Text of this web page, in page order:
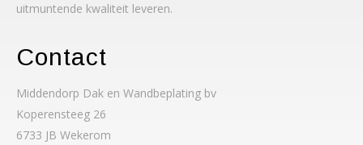
uitmuntende kwaliteit leveren.
Contact
Middendorp Dak en Wandbeplating bv
Koperensteeg 26
6733 JB Wekerom